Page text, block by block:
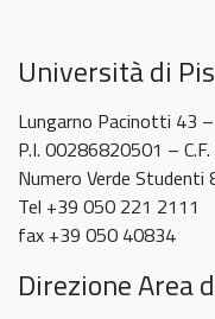
Università di
Lungarno Pacinotti 43
P.I. 00286820501 –
Numero Verde
Tel +39 050 221 2111
fax +39 050 40834
Direzione Area